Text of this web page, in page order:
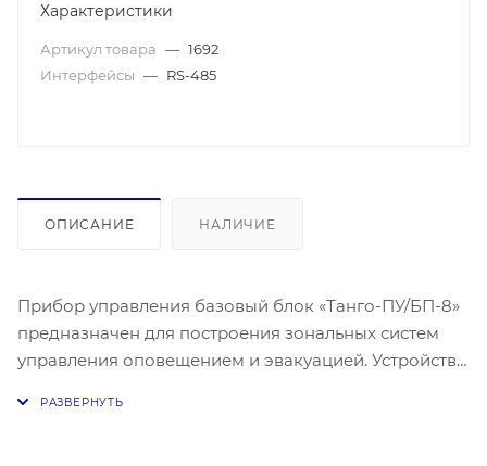
Характеристики
Артикул товара — 1692
Интерфейсы — RS-485
ОПИСАНИЕ НАЛИЧИЕ
Прибор управления базовый блок «Танго-ПУ/БП-8»
предназначен для построения зональных систем
управления оповещением и эвакуацией. Устройство